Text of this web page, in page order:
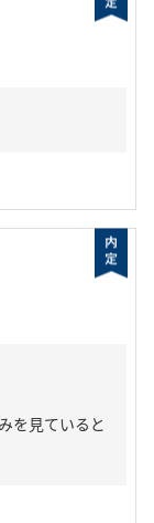
を見ていると